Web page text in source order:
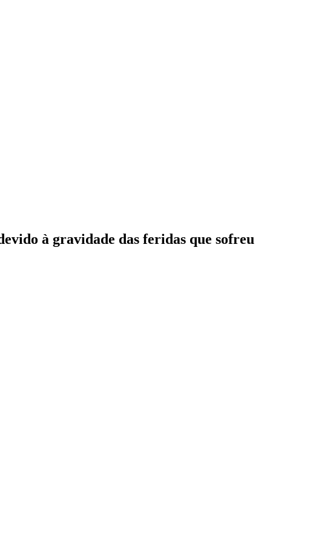
à gravidade das feridas que sofreu